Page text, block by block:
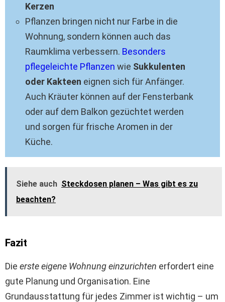
Kerzen
Pflanzen bringen nicht nur Farbe in die
Wohnung, sondern können auch das
Raumklima verbessern. Besonders
pflegeleichte Pflanzen wie Sukkulenten
oder Kakteen eignen sich für Anfänger.
Auch Kräuter können auf der Fensterbank
oder auf dem Balkon gezüchtet werden
und sorgen für frische Aromen in der
Küche.
Siehe auch Steckdosen planen – Was gibt es zu
beachten?
Fazit
Die erste eigene Wohnung einzurichten erfordert eine
gute Planung und Organisation. Eine
Grundausstattung für jedes Zimmer ist wichtig – um